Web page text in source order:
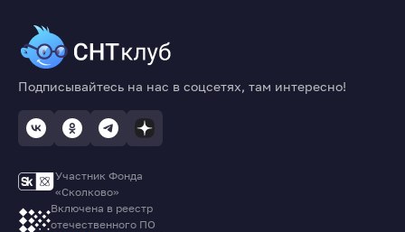
Подписывайтесь на нас в соцсетях, там интересно!
Участник Фонда
«Сколково»
Включена в реестр
отечественного ПО